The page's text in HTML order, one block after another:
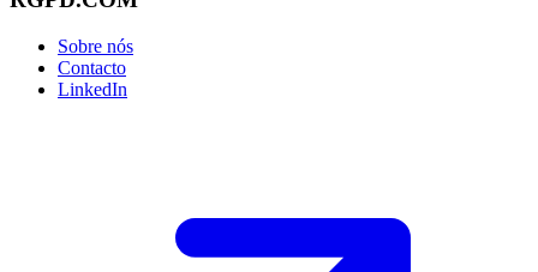
Sobre nós
Contacto
LinkedIn